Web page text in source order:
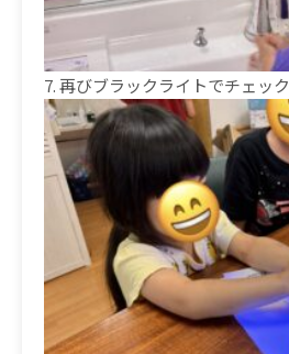
7.再びブラックライトでチェック